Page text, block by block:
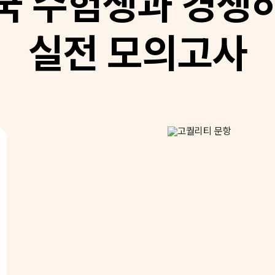
실전 모의고사